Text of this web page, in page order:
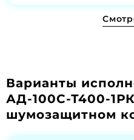
Варианты
АД-100С-Т400-
шумозащитном